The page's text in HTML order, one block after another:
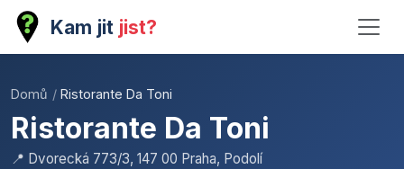
Kam jit jist?
Domů / Ristorante Da Toni
Ristorante Da Toni
📍 Dvorecká 773/3, 147 00 Praha, Podolí